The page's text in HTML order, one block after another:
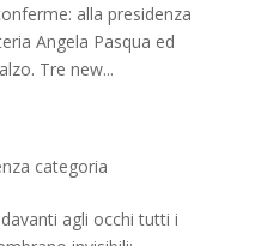
alla presidenza
Angela Pasqua ed
Tre new...
categoria
agli occhi tutti i